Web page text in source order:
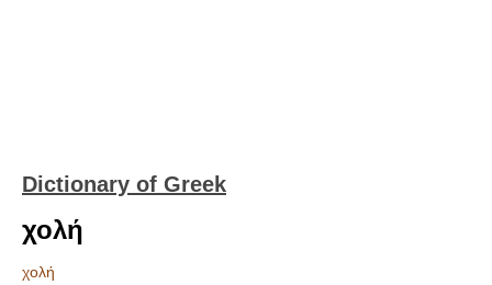
Dictionary of Greek
χολή
χολή